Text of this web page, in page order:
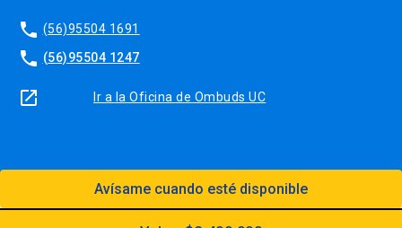
Avísame cuando esté disponible
phone (56)95504 1691
phone (56)95504 1247
launch Ir a la Oficina de Ombuds UC